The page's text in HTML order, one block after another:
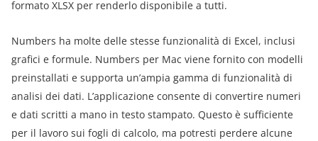
formato XLSX per renderlo disponibile a tutti.
Numbers ha molte delle stesse funzionalità di Excel, inclusi
grafici e formule. Numbers per Mac viene fornito con modelli
preinstallati e supporta un’ampia gamma di funzionalità di
analisi dei dati. L’applicazione consente di convertire numeri
e dati scritti a mano in testo stampato. Questo è sufficiente
per il lavoro sui fogli di calcolo, ma potresti perdere alcune